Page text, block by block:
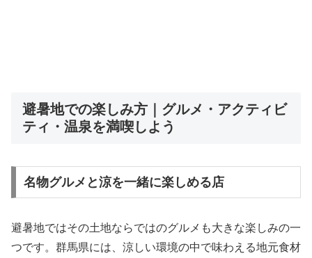
避暑地での楽しみ方｜グルメ・アクティビ
ティ・温泉を満喫しよう
名物グルメと涼を一緒に楽しめる店
避暑地ではその土地ならではのグルメも大きな楽しみの一
つです。群馬県には、涼しい環境の中で味わえる地元食材